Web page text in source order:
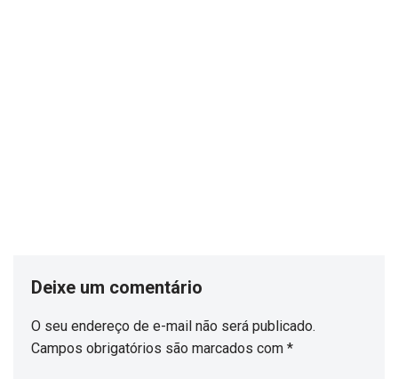
Deixe um comentário
O seu endereço de e-mail não será publicado.
Campos obrigatórios são marcados com *